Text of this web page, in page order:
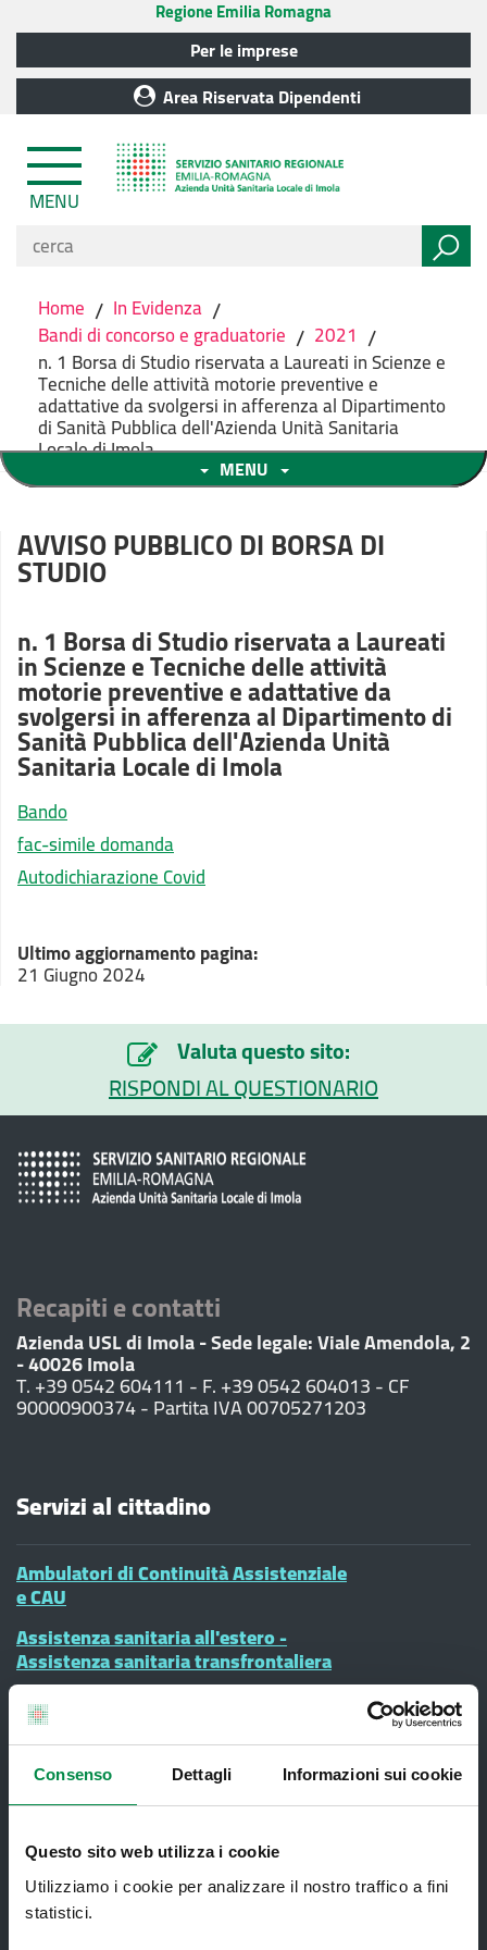
Consenso Dettagli Informazioni sui cookie
Questo sito web utilizza i cookie
Utilizziamo i cookie per analizzare il nostro traffico a fini
statistici.
Regione Emilia Romagna
Per le imprese
Area Riservata Dipendenti
MENU
Home / In Evidenza /
Bandi di concorso e graduatorie / 2021 /
n. 1 Borsa di Studio riservata a Laureati in Scienze e
Tecniche delle attività motorie preventive e
adattative da svolgersi in afferenza al Dipartimento
di Sanità Pubblica dell'Azienda Unità Sanitaria
Locale di Imola
MENU
AVVISO PUBBLICO DI BORSA DI
STUDIO
n. 1 Borsa di Studio riservata a Laureati
in Scienze e Tecniche delle attività
motorie preventive e adattative da
svolgersi in afferenza al Dipartimento di
Sanità Pubblica dell'Azienda Unità
Sanitaria Locale di Imola
Bando
fac-simile domanda
Autodichiarazione Covid
Ultimo aggiornamento pagina:
21 Giugno 2024
Valuta questo sito:
RISPONDI AL QUESTIONARIO
Recapiti e contatti
Azienda USL di Imola - Sede legale: Viale Amendola, 2
- 40026 Imola
T. +39 0542 604111 - F. +39 0542 604013 - CF
90000900374 - Partita IVA 00705271203
Servizi al cittadino
Ambulatori di Continuità Assistenziale
e CAU
Assistenza sanitaria all'estero -
Assistenza sanitaria transfrontaliera
Consultorio Familiare
Direzione Assistenza Farmaceutica
Finanziamenti
Medici e Pediatri di Famiglia
Nucleo di Cure Primarie (NCP)